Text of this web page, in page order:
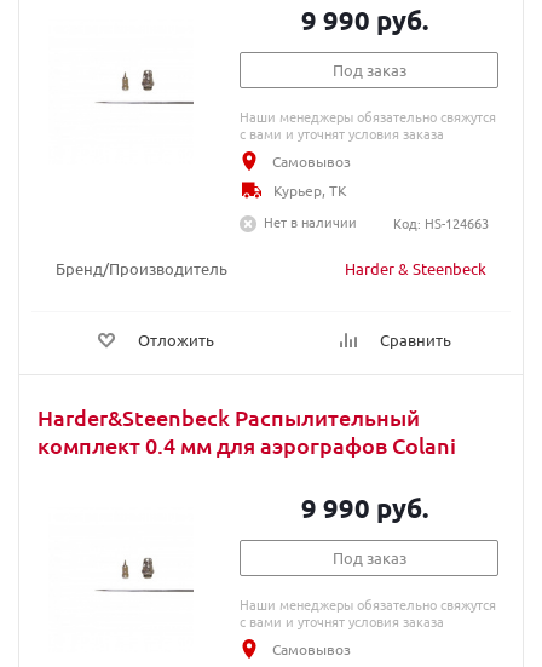
Бренд/Производитель Harder & Steenbeck
Отложить Сравнить
9 990 руб.
Под заказ
Наши менеджеры обязательно свяжутся
с вами и уточнят условия заказа
Самовывоз
Курьер, ТК
Нет в наличии
Код: HS-124663
Harder&Steenbeck Распылительный
комплект 0.4 мм для аэрографов Colani
9 990 руб.
Под заказ
Наши менеджеры обязательно свяжутся
с вами и уточнят условия заказа
Самовывоз